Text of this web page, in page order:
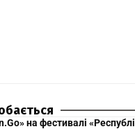
на фестивалі